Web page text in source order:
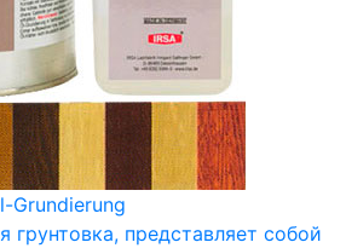
Grundierung
грунтовка, представляет собой